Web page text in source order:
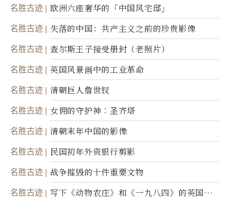
名胜古迹 欧洲六座奢华的「中国风宅邸」
名胜古迹 失落的中国：共产主义之前的珍贵影像
名胜古迹 查尔斯王子接受册封（老照片）
名胜古迹 英国风景画中的工业革命
名胜古迹 清朝巨人詹世钗
名胜古迹 女佣的守护神︰圣齐塔
名胜古迹 清朝末年中国的影像
名胜古迹 民国初年外资银行剪影
名胜古迹 战争摧毁的十件重要文物
名胜古迹
写下《动物农庄》和《一九八四》的英国作